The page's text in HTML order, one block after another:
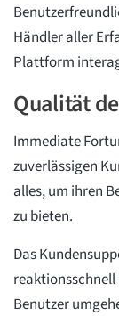
Händler aller
Plattform
Qualität
Immediate
zuverlässigen
alles, um ihren
zu bieten.
Das
reaktionsschnell
Benutzer